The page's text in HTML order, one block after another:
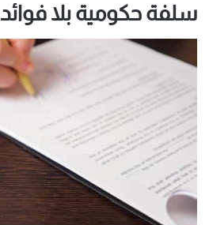
سلفة حكومية بلا فوائد